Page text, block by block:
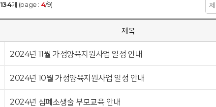
134개 (page : 4/9)
제목
2024년 11월 가정양육지원사업 일정 안내
2024년 10월 가정양육지원사업 일정 안내
2024년 심폐소생술 부모교육 안내